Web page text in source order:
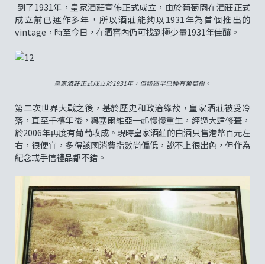
到了1931年，皇家酒莊宣佈正式成立，由於葡萄園在酒莊正式
成立前已運作多年，所以酒莊能夠以1931年為首個推出的
vintage，時至今日，在酒窖內仍可找到極少量1931年佳釀。
皇家酒莊正式成立於1931年，但該區早已種有葡萄樹。
第二次世界大戰之後，基於歷史和政治緣故，皇家酒莊被受冷
落，直至千禧年後，與塞爾維亞一起慢慢重生，經過大肆修葺，
於2006年再度有葡萄收成。現時皇家酒莊的白酒只售港幣百元左
右，很便宜，多得該國消費指數尚偏低，說不上很出色，但作為
紀念或手信禮品都不錯。